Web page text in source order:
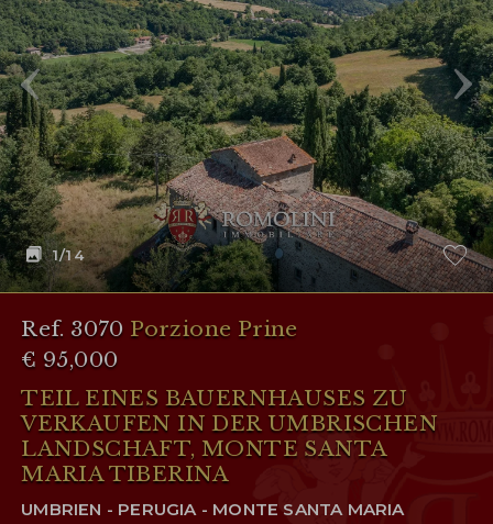
1/14
Ref. 3070 Porzione Prine
€ 95,000
TEIL EINES BAUERNHAUSES ZU
VERKAUFEN IN DER UMBRISCHEN
LANDSCHAFT, MONTE SANTA
MARIA TIBERINA
UMBRIEN - PERUGIA - MONTE SANTA MARIA